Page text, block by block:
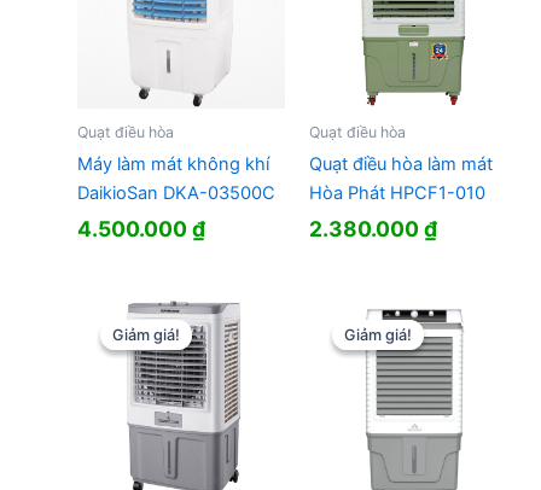
Quạt điều hòa
Máy làm mát không khí
DaikioSan DKA-03500C
4.500.000₫
Quạt điều hòa
Quạt điều hòa làm mát
Hòa Phát HPCF1-010
2.380.000₫
Giảm giá!
Giảm giá! Giảm giá!
Giảm giá!